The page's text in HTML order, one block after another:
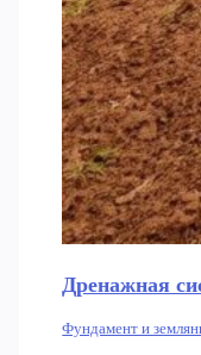
Дренажная
Фундамент и